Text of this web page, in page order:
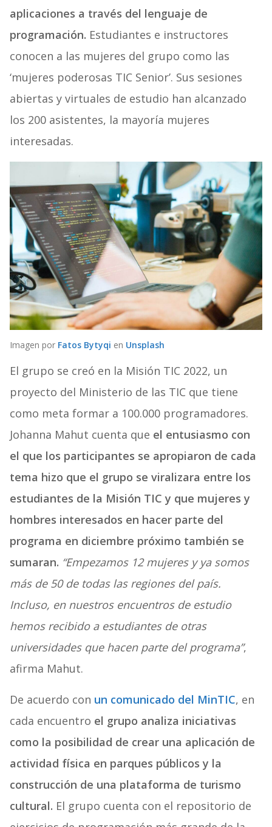
aplicaciones a través del lenguaje de
programación. Estudiantes e instructores
conocen a las mujeres del grupo como las
‘mujeres poderosas TIC Senior’. Sus sesiones
abiertas y virtuales de estudio han alcanzado
los 200 asistentes, la mayoría mujeres
interesadas.
Imagen por Fatos Bytyqi en Unsplash
El grupo se creó en la Misión TIC 2022, un
proyecto del Ministerio de las TIC que tiene
como meta formar a 100.000 programadores.
Johanna Mahut cuenta que el entusiasmo con
el que los participantes se apropiaron de cada
tema hizo que el grupo se viralizara entre los
estudiantes de la Misión TIC y que mujeres y
hombres interesados en hacer parte del
programa en diciembre próximo también se
sumaran. “Empezamos 12 mujeres y ya somos
más de 50 de todas las regiones del país.
Incluso, en nuestros encuentros de estudio
hemos recibido a estudiantes de otras
universidades que hacen parte del programa”,
afirma Mahut.
De acuerdo con un comunicado del MinTIC, en
cada encuentro el grupo analiza iniciativas
como la posibilidad de crear una aplicación de
actividad física en parques públicos y la
construcción de una plataforma de turismo
cultural. El grupo cuenta con el repositorio de